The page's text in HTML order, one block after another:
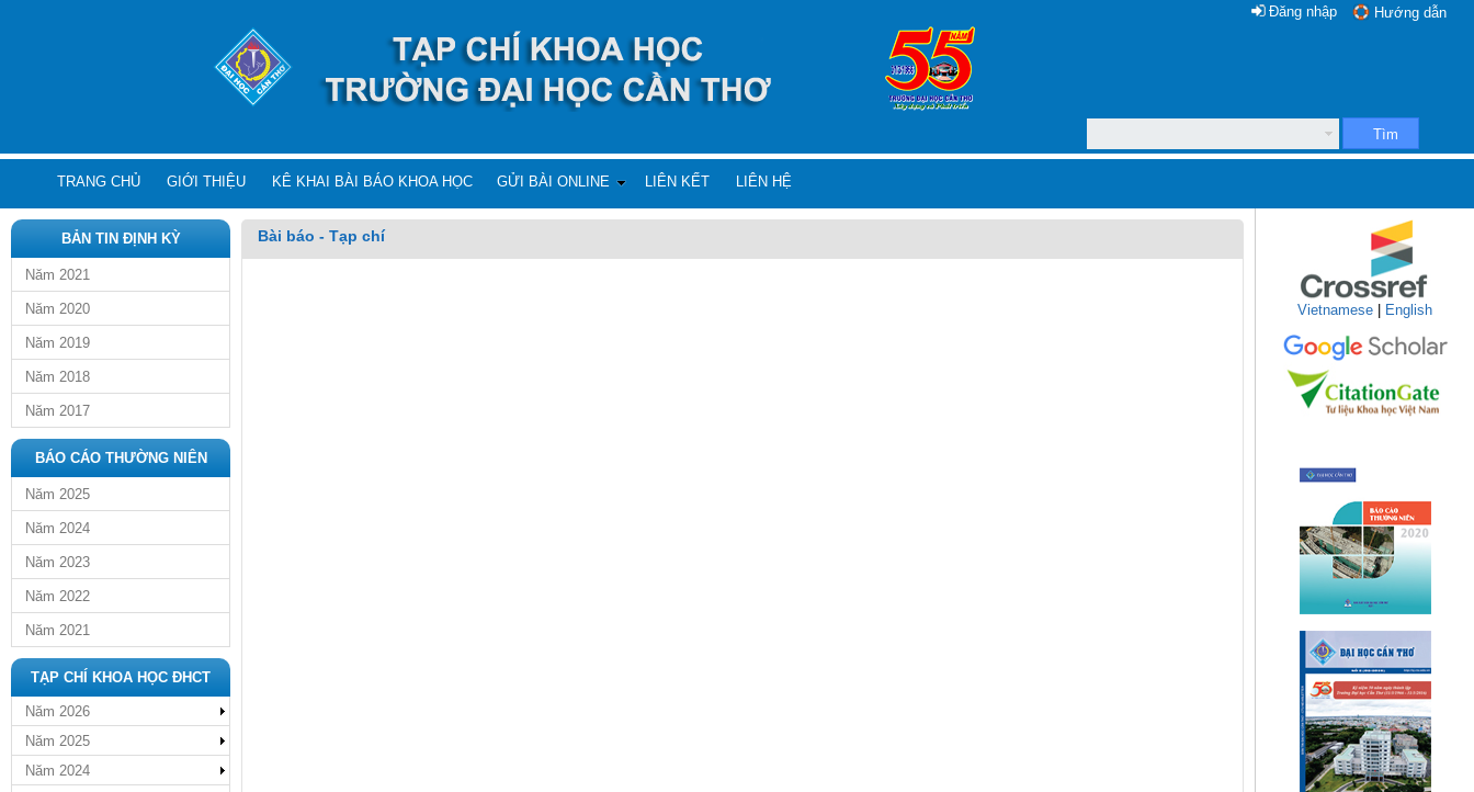
Hướng dẫn
Đăng nhập
Tìm
TRANG CHỦ GIỚI THIỆU KÊ KHAI BÀI BÁO KHOA HỌC GỬI BÀI ONLINE LIÊN KẾT LIÊN HỆ
BẢN TIN ĐỊNH KỲ
Năm 2021
Năm 2020
Năm 2019
Năm 2018
Năm 2017
BÁO CÁO THƯỜNG NIÊN
Năm 2025
Năm 2024
Năm 2023
Năm 2022
Năm 2021
TẠP CHÍ KHOA HỌC ĐHCT
Năm 2026
Năm 2025
Năm 2024
Bài báo - Tạp chí
Vietnamese English